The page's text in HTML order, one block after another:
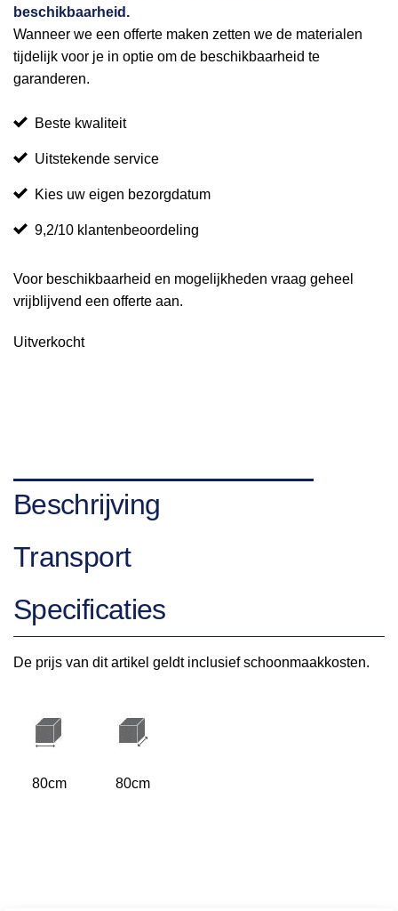
beschikbaarheid.
Wanneer we een offerte maken zetten we de materialen
tijdelijk voor je in optie om de beschikbaarheid te
garanderen.
Beste kwaliteit
Uitstekende service
Kies uw eigen bezorgdatum
9,2/10 klantenbeoordeling
Voor beschikbaarheid en mogelijkheden vraag geheel
vrijblijvend een offerte aan.
Uitverkocht
Beschrijving
Transport
Specificaties
De prijs van dit artikel geldt inclusief schoonmaakkosten.
80cm 80cm